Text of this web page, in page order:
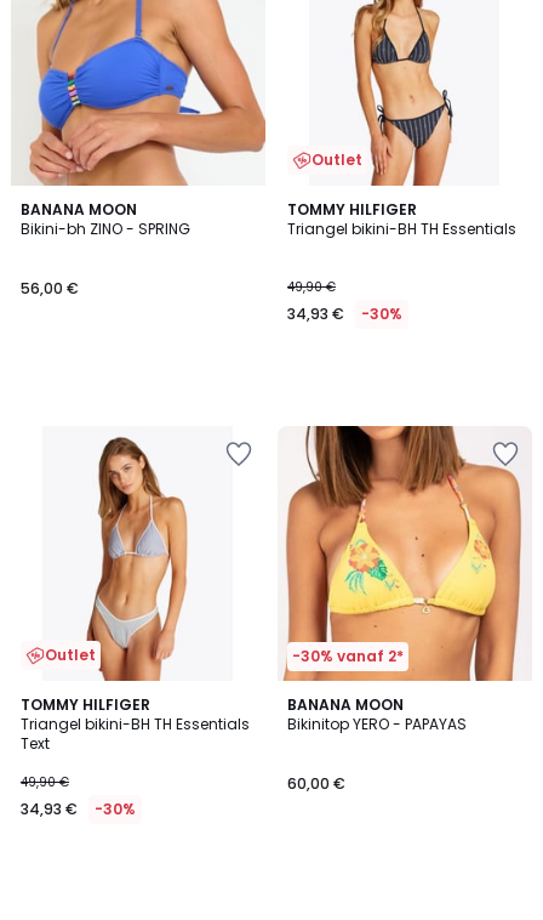
BANANA MOON
Bikini-bh ZINO - SPRING
56,00 €
Outlet
TOMMY HILFIGER
Triangel bikini-BH TH Essentials
49,90 €
34,93 € -30%
Outlet
TOMMY HILFIGER
Triangel bikini-BH TH Essentials
Text
49,90 €
34,93 € -30%
-30% vanaf 2*
BANANA MOON
Bikinitop YERO - PAPAYAS
60,00 €